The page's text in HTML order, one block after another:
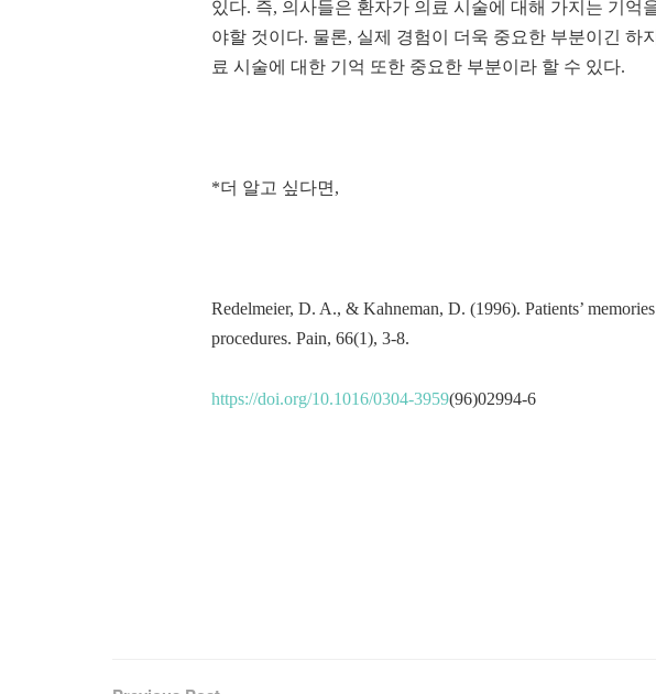
있다. 즉, 의사들은 환자가 의료 시술에 대해 가지는 기억
야할 것이다. 물론, 실제 경험이 더욱 중요한 부분이긴 하
료 시술에 대한 기억 또한 중요한 부분이라 할 수 있다.
*더 알고 싶다면,
Redelmeier, D. A., & Kahneman, D. (1996). Patients’
procedures. Pain, 66(1), 3-8.
https://doi.org/10.1016/0304-3959(96)02994-6